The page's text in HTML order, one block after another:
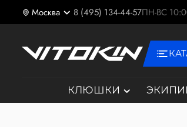
Москва 8 (495) 134-44-57ПН-ВС
КЛЮШКИ